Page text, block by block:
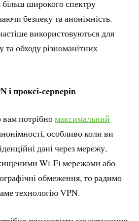
більш широкого спектру
безпеку та анонімність.
використовуються для
та обходу різноманітних
і проксі-серверів
потрібномаксимальний
особливо коли ви
дані через мережу,
Wi-Fi мережами або
обмеження, то радимо
технологію VPN.